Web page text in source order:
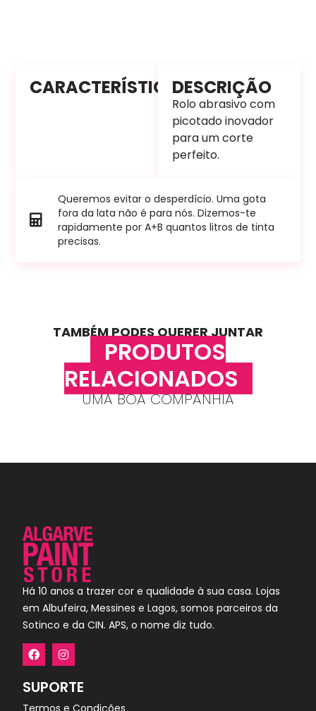
CARACTERÍSTICASDESCRIÇÃO
Rolo abrasivo com
picotado inovador
para um corte
perfeito.
Queremos evitar o desperdício. Uma gota
fora da lata não é para nós. Dizemos-te
rapidamente por A+B quantos litros de tinta
precisas.
TAMBÉM PODES QUERER JUNTAR
PRODUTOS
RELACIONADOS
UMA BOA COMPANHIA
Há 10 anos a trazer cor e qualidade à sua casa. Lojas
em Albufeira, Messines e Lagos, somos parceiros da
Sotinco e da CIN. APS, o nome diz tudo.
SUPORTE